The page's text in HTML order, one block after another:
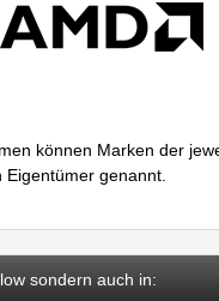
können Marken der
genannt.
sondern auch in: